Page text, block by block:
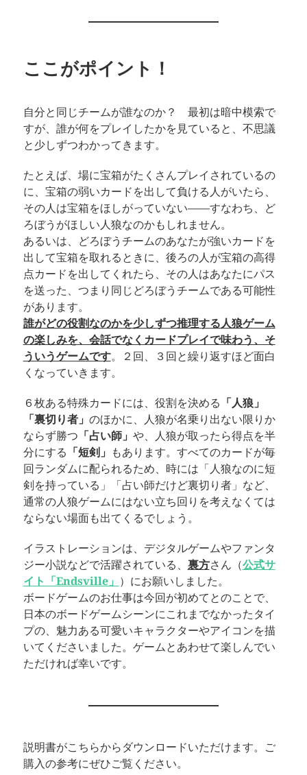
ここがポイント！
自分と同じチームが誰なのか？ 最初は暗中模索で
すが、誰が何をプレイしたかを見ていると、不思議
と少しずつわかってきます。
たとえば、場に宝箱がたくさんプレイされているの
に、宝箱の弱いカードを出して負ける人がいたら、
その人は宝箱をほしがっていない——すなわち、ど
ろぼうがほしい人狼なのかもしれません。
あるいは、どろぼうチームのあなたが強いカードを
出して宝箱を取れるときに、後ろの人が宝箱の高得
点カードを出してくれたら、その人はあなたにパス
を送った、つまり同じどろぼうチームである可能性
があります。
誰がどの役割なのかを少しずつ推理する人狼ゲーム
の楽しみを、会話でなくカードプレイで味わう、そ
ういうゲームです。２回、３回と繰り返すほど面白
くなっていきます。
６枚ある特殊カードには、役割を決める 「人狼」
「裏切り者」 のほかに、人狼が名乗り出ない限りか
ならず勝つ 「占い師」 や、人狼が取ったら得点を半
分にする 「短剣」
もあります。すべてのカードが毎
回ランダムに配られるため、時には「人狼なのに短
剣を持っている」「占い師だけど裏切り者」など、
通常の人狼ゲームにはない立ち回りを考えなくては
ならない場面も出てくるでしょう。
イラストレーションは、デジタルゲームやファンタ
ジー小説などで活躍されている、 裏方さん（公式サ
イト「Endsville」 ）にお願いしました。
ボードゲームのお仕事は今回が初めてとのことで、
日本のボードゲームシーンにこれまでなかったタイ
プの、魅力ある可愛いキャラクターやアイコンを描
いてくださいました。ゲームとあわせて楽しんでい
ただければ幸いです。
説明書がこちらからダウンロードいただけます。ご
購入の参考にぜひご覧ください。